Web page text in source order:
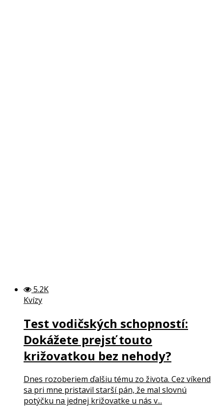
5.2K
Kvízy
Test vodičských schopností:
Dokážete prejsť touto
križovatkou bez nehody?
Dnes rozoberiem ďalšiu tému zo života. Cez víkend
sa pri mne pristavil starší pán, že mal slovnú
potýčku na jednej križovatke u nás v...